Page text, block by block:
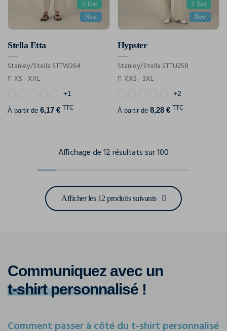
Eco
New
Stella Etta
Stanley/Stella STTW264
XS - XXL
+1
À partir de 6,17 € TTC
Eco
New
Hypster
Stanley/Stella STTU258
XXS - 3XL
+2
À partir de 8,28 € TTC
Affichage de 12 résultats sur 100
Afficher les 12 produits suivants
Communiquez avec un
t-shirt personnalisé !
Comment passer à côté du t-shirt personnalisé